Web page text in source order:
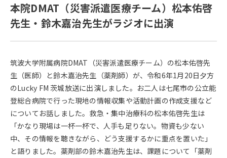
本院DMAT（災害派遣医療チーム）松本佑啓
先生・鈴木嘉治先生がラジオに出演
筑波大学附属病院DMAT（災害派遣医療チーム）の松本佑啓先
生（医師）と鈴木嘉治先生（薬剤師）が、令和6年1月20日夕方
のLucky FM 茨城放送に出演しました。お二人は七尾市の公立能
登総合病院で行った現地の情報収集や活動計画の作成支援など
についてお話しました。救急・集中治療科の松本佑啓先生は
「かなり現場は一杯一杯で、人手も足りない。物資も少ない
中、その情報を聴きながら、どう支援するかに重点を置いた」
と語りました。薬剤部の鈴木嘉治先生は、課題について「薬剤